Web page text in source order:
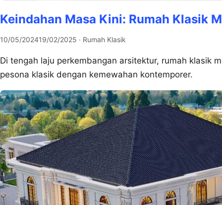
Keindahan Masa Kini: Rumah Klasik
10/05/202419/02/2025 · Rumah Klasik
Di tengah laju perkembangan arsitektur, rumah klasik
pesona klasik dengan kemewahan kontemporer.